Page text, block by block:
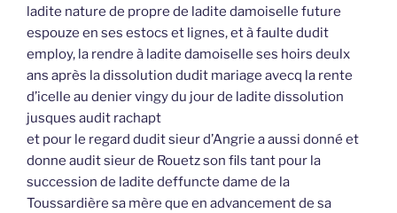
ladite nature de propre de ladite damoiselle future
espouze en ses estocs et lignes, et à faulte dudit
employ, la rendre à ladite damoiselle ses hoirs deulx
ans après la dissolution dudit mariage avecq la rente
d’icelle au denier vingy du jour de ladite dissolution
jusques audit rachapt
et pour le regard dudit sieur d’Angrie a aussi donné et
donne audit sieur de Rouetz son fils tant pour la
succession de ladite deffuncte dame de la
Toussardière sa mère que en advancement de sa